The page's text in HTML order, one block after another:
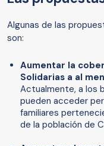
Algunas de las
son:
Aumentar la
Solidarias a al
Actualmente, a los
pueden acceder
familiares
de la población de